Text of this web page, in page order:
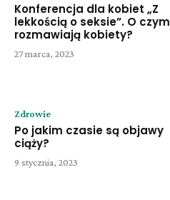
Konferencja dla kobiet „Z
lekkością o seksie”. O czym
rozmawiają kobiety?
27 marca, 2023
Zdrowie
Po jakim czasie są objawy
ciąży?
9 stycznia, 2023